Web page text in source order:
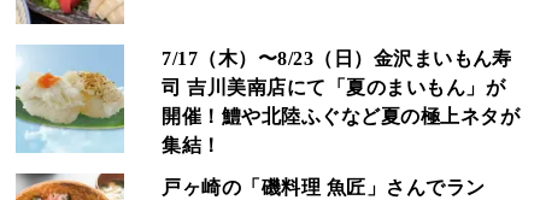
7/17（木）〜8/23（日）金沢まいもん寿
司 吉川美南店にて「夏のまいもん」が
開催！鱧や北陸ふぐなど夏の極上ネタが
集結！
戸ヶ崎の「磯料理 魚匠」さんでラン